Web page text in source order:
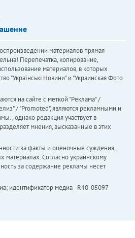
материалов прямая
Перепечатка, копирование,
материалов, в которых
"Українськi Новини" и "Украинская Фото
на сайте с меткой "Реклама" /
/ "Promoted", являются рекламными и
, однако редакция участвует в
мнения, высказанные в этих
за факты и оценочные суждения,
Согласно украинскому
за содержание рекламы несет
идентификатор медиа - R40-05097